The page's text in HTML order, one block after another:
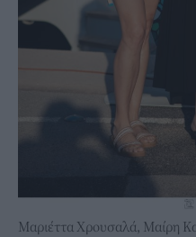
Μαριέττα Χρουσαλά, Μαίρη